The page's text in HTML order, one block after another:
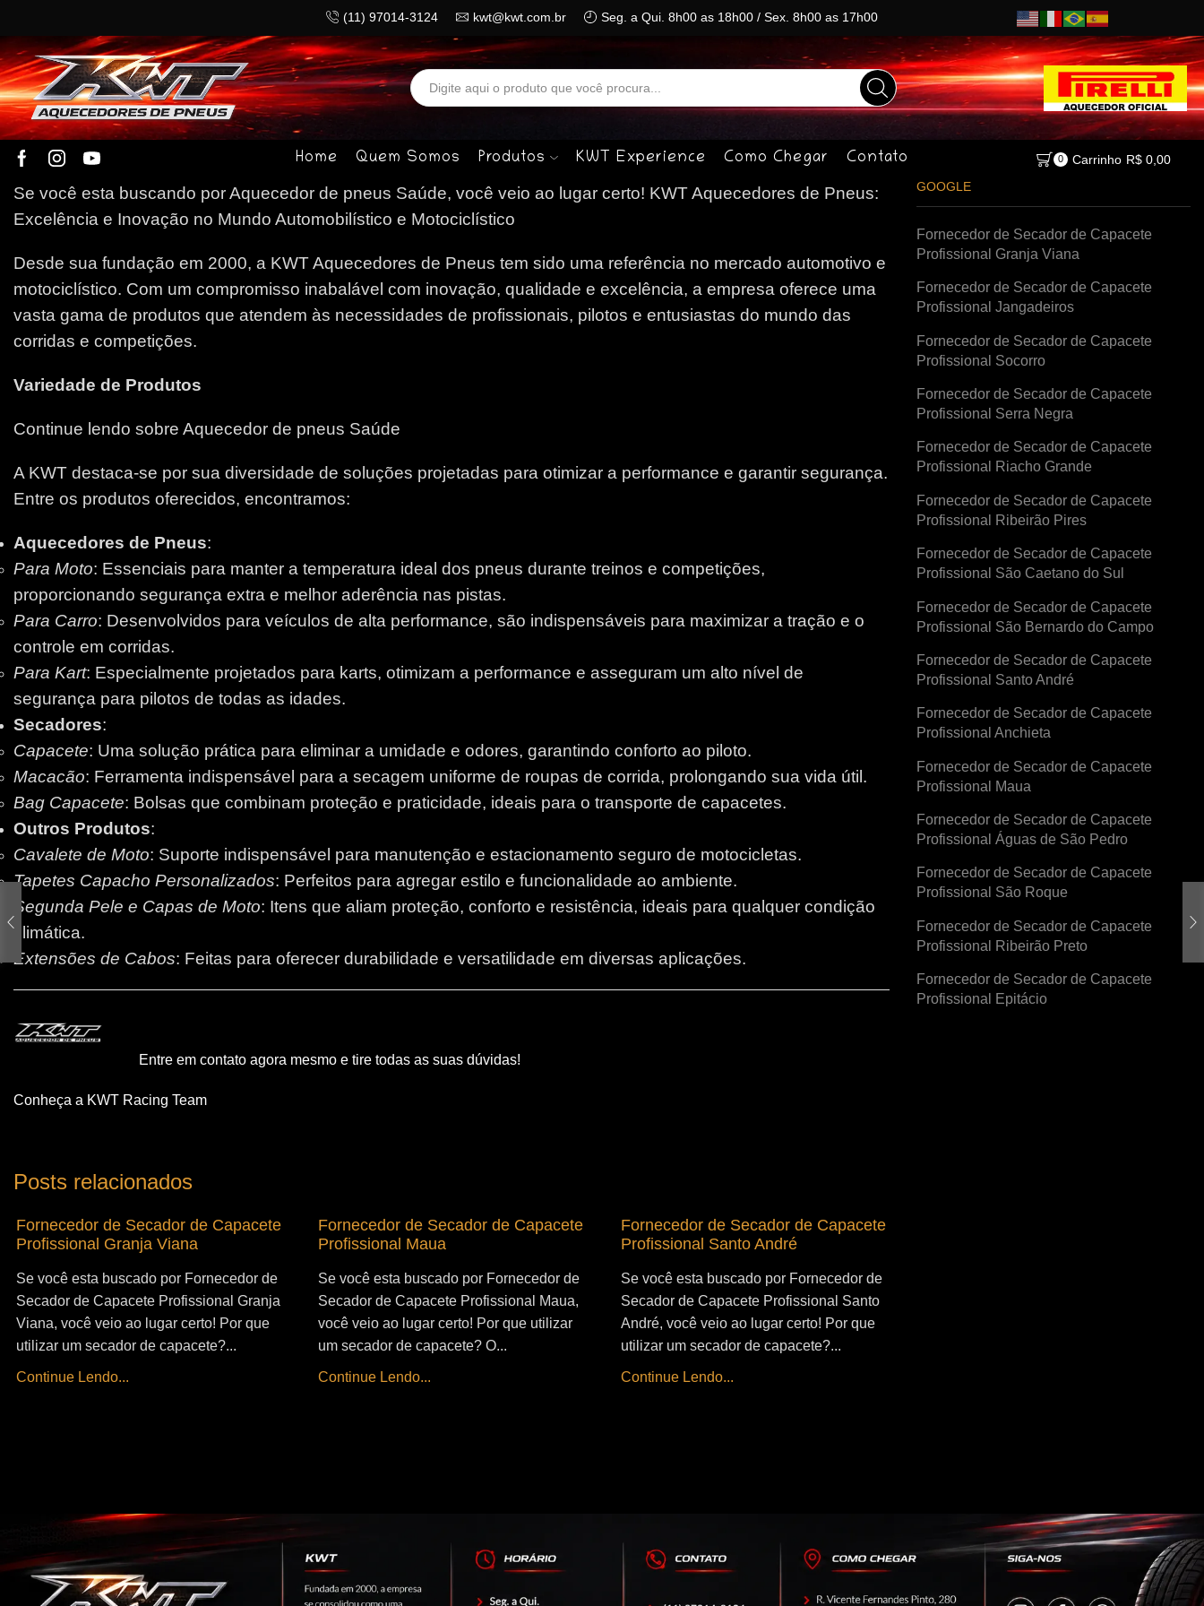
(11) 97014-3124 kwt@kwt.com.br Seg. a Qui. 8h00 as 18h00 / Sex. 8h00 as 17h00
Search
input
Home Quem Somos Produtos KWT Experience Como Chegar Contato 0 Carrinho R$0,00
Se você esta buscando por Aquecedor de pneus Saúde, você veio ao lugar certo! KWT Aquecedores de Pneus:
Excelência e Inovação no Mundo Automobilístico e Motociclístico
Desde sua fundação em 2000, a KWT Aquecedores de Pneus tem sido uma referência no mercado automotivo e
motociclístico. Com um compromisso inabalável com inovação, qualidade e excelência, a empresa oferece uma
vasta gama de produtos que atendem às necessidades de profissionais, pilotos e entusiastas do mundo das
corridas e competições.
Variedade de Produtos
Continue lendo sobre Aquecedor de pneus Saúde
A KWT destaca-se por sua diversidade de soluções projetadas para otimizar a performance e garantir segurança.
Entre os produtos oferecidos, encontramos:
Aquecedores de Pneus:
Para Moto: Essenciais para manter a temperatura ideal dos pneus durante treinos e competições,
proporcionando segurança extra e melhor aderência nas pistas.
Para Carro: Desenvolvidos para veículos de alta performance, são indispensáveis para maximizar a tração e o
controle em corridas.
Para Kart: Especialmente projetados para karts, otimizam a performance e asseguram um alto nível de
segurança para pilotos de todas as idades.
Secadores:
Capacete: Uma solução prática para eliminar a umidade e odores, garantindo conforto ao piloto.
Macacão: Ferramenta indispensável para a secagem uniforme de roupas de corrida, prolongando sua vida útil.
Bag Capacete: Bolsas que combinam proteção e praticidade, ideais para o transporte de capacetes.
Outros Produtos:
Cavalete de Moto: Suporte indispensável para manutenção e estacionamento seguro de motocicletas.
Tapetes Capacho Personalizados: Perfeitos para agregar estilo e funcionalidade ao ambiente.
Segunda Pele e Capas de Moto: Itens que aliam proteção, conforto e resistência, ideais para qualquer condição
climática.
Extensões de Cabos: Feitas para oferecer durabilidade e versatilidade em diversas aplicações.
Entre em contato agora mesmo e tire todas as suas dúvidas!
Conheça a KWT Racing Team
Posts relacionados
Fornecedor de Secador de Capacete
Profissional Granja Viana
Se você esta buscado por Fornecedor de
Secador de Capacete Profissional Granja
Viana, você veio ao lugar certo! Por que
utilizar um secador de capacete?...
Continue Lendo...
Fornecedor de Secador de Capacete
Profissional Maua
Se você esta buscado por Fornecedor de
Secador de Capacete Profissional Maua,
você veio ao lugar certo! Por que utilizar
um secador de capacete? O...
Continue Lendo...
Fornecedor de Secador de Capacete
Profissional Santo André
Se você esta buscado por Fornecedor de
Secador de Capacete Profissional Santo
André, você veio ao lugar certo! Por que
utilizar um secador de capacete?...
Continue Lendo...
GOOGLE
Fornecedor de Secador de Capacete
Profissional Granja Viana
Fornecedor de Secador de Capacete
Profissional Jangadeiros
Fornecedor de Secador de Capacete
Profissional Socorro
Fornecedor de Secador de Capacete
Profissional Serra Negra
Fornecedor de Secador de Capacete
Profissional Riacho Grande
Fornecedor de Secador de Capacete
Profissional Ribeirão Pires
Fornecedor de Secador de Capacete
Profissional São Caetano do Sul
Fornecedor de Secador de Capacete
Profissional São Bernardo do Campo
Fornecedor de Secador de Capacete
Profissional Santo André
Fornecedor de Secador de Capacete
Profissional Anchieta
Fornecedor de Secador de Capacete
Profissional Maua
Fornecedor de Secador de Capacete
Profissional Águas de São Pedro
Fornecedor de Secador de Capacete
Profissional São Roque
Fornecedor de Secador de Capacete
Profissional Ribeirão Preto
Fornecedor de Secador de Capacete
Profissional Epitácio